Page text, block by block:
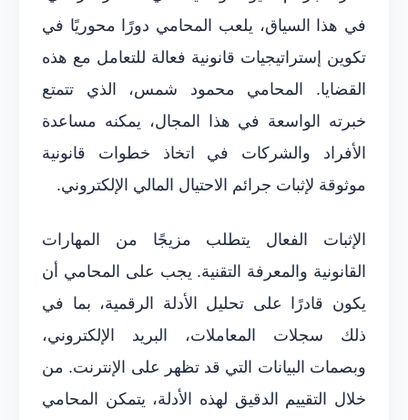
في هذا السياق، يلعب المحامي دورًا محوريًا في
تكوين إستراتيجيات قانونية فعالة للتعامل مع هذه
القضايا. المحامي محمود شمس، الذي تتمتع
خبرته الواسعة في هذا المجال، يمكنه مساعدة
الأفراد والشركات في اتخاذ خطوات قانونية
موثوقة لإثبات جرائم الاحتيال المالي الإلكتروني.
الإثبات الفعال يتطلب مزيجًا من المهارات
القانونية والمعرفة التقنية. يجب على المحامي أن
يكون قادرًا على تحليل الأدلة الرقمية، بما في
ذلك سجلات المعاملات، البريد الإلكتروني،
وبصمات البيانات التي قد تظهر على الإنترنت. من
خلال التقييم الدقيق لهذه الأدلة، يتمكن المحامي